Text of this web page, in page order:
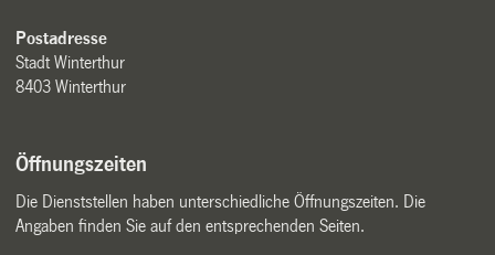
Postadresse
Stadt Winterthur
8403 Winterthur
Öffnungszeiten
Die Dienststellen haben unterschiedliche Öffnungszeiten. Die
Angaben finden Sie auf den entsprechenden Seiten.